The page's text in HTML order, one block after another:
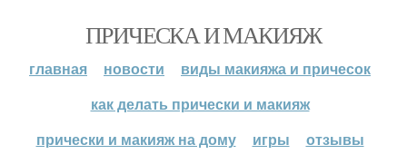
ПРИЧЕСКА И МАКИЯЖ
главная новости
виды макияжа и причесок
как делать прически и макияж
прически и макияж на дому
игры отзывы